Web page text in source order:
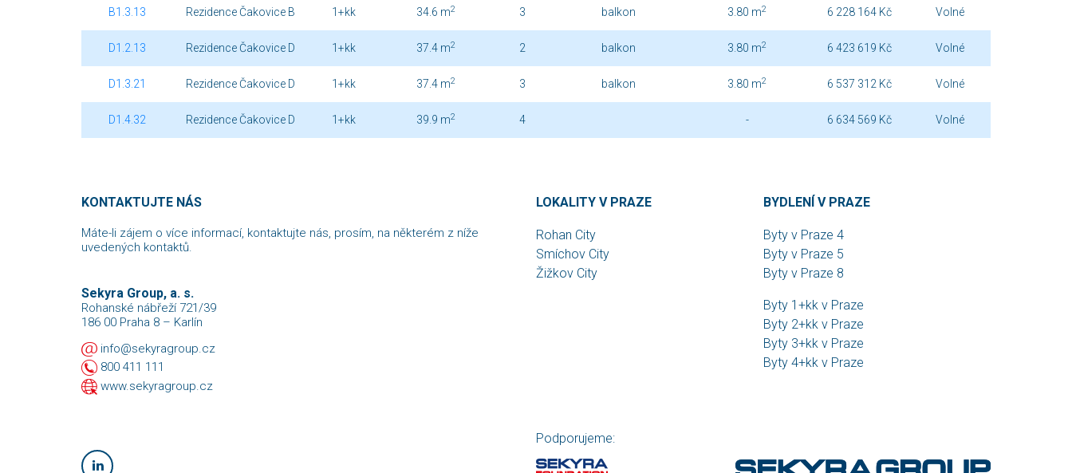
B1.3.13 Rezidence Čakovice B 1+kk 34.6 m2 3 balkon 3.80 m2 6 228 164 Kč Volné
D1.2.13 Rezidence Čakovice D 1+kk 37.4 m2 2 balkon 3.80 m2 6 423 619 Kč Volné
D1.3.21 Rezidence Čakovice D 1+kk 37.4 m2 3 balkon 3.80 m2 6 537 312 Kč Volné
D1.4.32 Rezidence Čakovice D 1+kk 39.9 m2 4 - 6 634 569 Kč Volné
KONTAKTUJTE NÁS
Máte-li zájem o více informací, kontaktujte nás, prosím, na některém z níže
uvedených kontaktů.
Sekyra Group, a. s.
Rohanské nábřeží 721/39
186 00 Praha 8 – Karlín
info@sekyragroup.cz
800 411 111
www.sekyragroup.cz
LOKALITY V PRAZE
Rohan City
Smíchov City
Žižkov City
BYDLENÍ V PRAZE
Byty v Praze 4
Byty v Praze 5
Byty v Praze 8
Byty 1+kk v Praze
Byty 2+kk v Praze
Byty 3+kk v Praze
Byty 4+kk v Praze
Podporujeme: